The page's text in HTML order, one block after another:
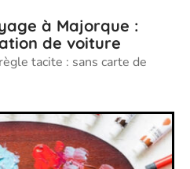
à Majorque :
de voiture
tacite : sans carte de